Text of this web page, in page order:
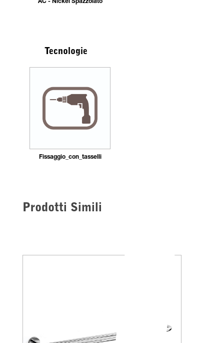
AC - Nickel Spazzolato
Tecnologie
Fissaggio_con_tasselli
Prodotti Simili